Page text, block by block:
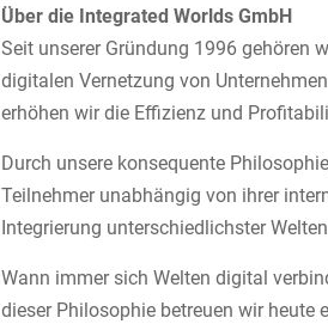
Über die Integrated Worlds GmbH
Seit unserer Gründung 1996 gehören
digitalen Vernetzung von
erhöhen wir die Effizienz und
Durch unsere konsequente
Teilnehmer unabhängig von ihrer
Integrierung unterschiedlichster
Wann immer sich Welten digital
dieser Philosophie betreuen wir